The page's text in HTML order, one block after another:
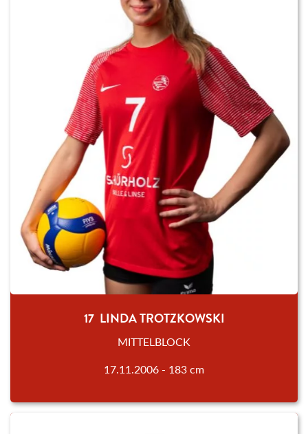
17 LINDA TROTZKOWSKI
MITTELBLOCK
17.11.2006 - 183 cm